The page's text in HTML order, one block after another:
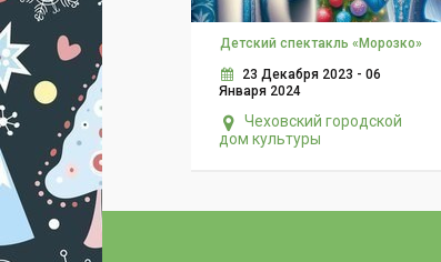
Детский спектакль «Морозко»
23 Декабря 2023 - 06
Января 2024
Чеховский городской
дом культуры